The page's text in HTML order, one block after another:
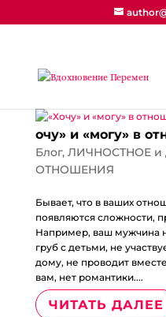
очу» и «могу» в
Блог, ЛИЧНОСТНОЕ и
ОТНОШЕНИЯ
Бывает, что в ваших
появляются сложности,
Например, ваш мужчина
груб с детьми, не
дому, не проводит
вам, нет романтики....
ЧИТАТЬ ДАЛЕЕ